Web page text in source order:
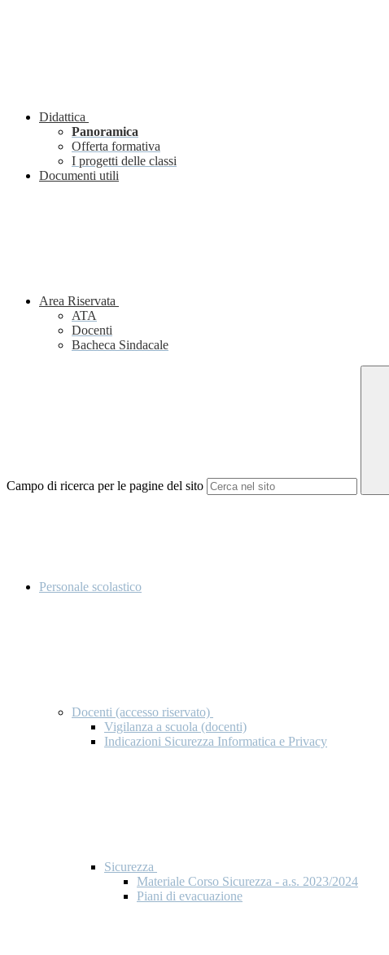
Didattica
Panoramica
Offerta formativa
I progetti delle classi
Documenti utili
Area Riservata
ATA
Docenti
Bacheca Sindacale
Campo di ricerca per le pagine del sito
Personale scolastico
Docenti (accesso riservato)
Vigilanza a scuola (docenti)
Indicazioni Sicurezza Informatica e Privacy
Sicurezza
Materiale Corso Sicurezza - a.s. 2023/2024
Piani di evacuazione